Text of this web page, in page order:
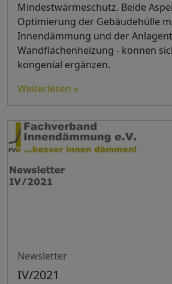
Mindestwärmeschutz. Beide
Optimierung der Gebäudehülle
Innendämmung und der
Wandflächenheizung - können
kongenial ergänzen.
Weiterlesen »
Newsletter
IV/2021